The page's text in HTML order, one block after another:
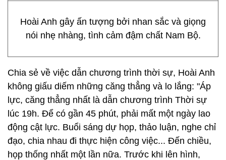
Hoài Anh gây ấn tượng bởi nhan sắc và giọng
nói nhẹ nhàng, tình cảm đậm chất Nam Bộ.
Chia sẻ về việc dẫn chương trình thời sự, Hoài Anh
không giấu diếm những căng thẳng và lo lắng: "Áp
lực, căng thẳng nhất là dẫn chương trình Thời sự
lúc 19h. Để có gần 45 phút, phải mất một ngày lao
động cật lực. Buổi sáng dự họp, thảo luận, nghe chỉ
đạo, chia nhau đi thực hiện công việc... Đến chiều,
họp thống nhất một lần nữa. Trước khi lên hình,